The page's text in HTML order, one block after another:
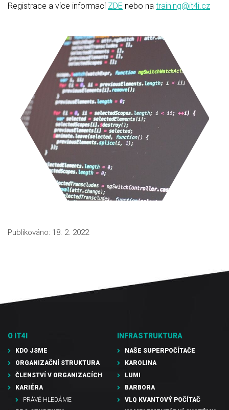
Registrace a více informací ZDE nebo na training@it4i.cz
Publikováno: 18. 2. 2022
O IT4I
KDO JSME
ORGANIZAČNÍ STRUKTURA
ČLENSTVÍ V ORGANIZACÍCH
KARIÉRA
PRÁVĚ HLEDÁME
INFRASTRUKTURA
NAŠE SUPERPOČÍTAČE
KAROLINA
LUMI
BARBORA
VLQ KVANTOVÝ POČÍTAČ